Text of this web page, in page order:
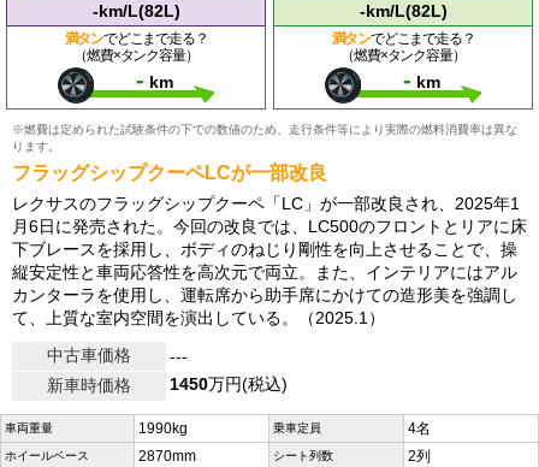
-km/L(82L)
満タンでどこまで走る？
（燃費×タンク容量）
- km
-km/L(82L)
満タンでどこまで走る？
（燃費×タンク容量）
- km
※燃費は定められた試験条件の下での数値のため、走行条件等により実際の燃料消費率は異な
ります。
フラッグシップクーペLCが一部改良
レクサスのフラッグシップクーペ「LC」が一部改良され、2025年1
月6日に発売された。今回の改良では、LC500のフロントとリアに床
下ブレースを採用し、ボディのねじり剛性を向上させることで、操
縦安定性と車両応答性を高次元で両立。また、インテリアにはアル
カンターラを使用し、運転席から助手席にかけての造形美を強調し
て、上質な室内空間を演出している。（2025.1）
中古車価格
---
新車時価格
1450万円(税込)
車両重量 1990kg 乗車定員 4名
ホイールベース 2870mm シート列数 2列